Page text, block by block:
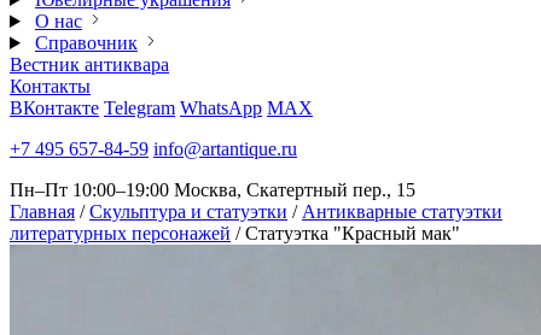
О нас
Справочник
Вестник антиквара
Контакты
ВКонтакте Telegram WhatsApp MAX
+7 495 657-84-59 info@artantique.ru
Пн–Пт 10:00–19:00 Москва, Скатертный пер., 15
Главная / Скульптура и статуэтки / Антикварные статуэтки
литературных персонажей / Статуэтка "Красный мак"